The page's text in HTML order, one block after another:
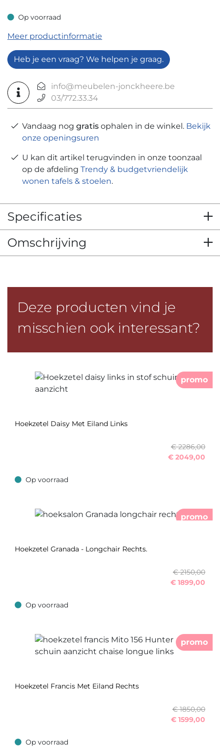
Op voorraad
Op voorraad
Meer productinformatie
Heb je een vraag? We helpen je graag.
info@meubelen-jonckheere.be
03/772.33.34
Vandaag nog gratis ophalen in de winkel. Bekijk
onze openingsuren
U kan dit artikel terugvinden in onze toonzaal
op de afdeling Trendy & budgetvriendelijk
wonen tafels & stoelen.
Specificaties
Omschrijving
Deze producten vind je
misschien ook interessant?
promo
Hoekzetel Daisy Met Eiland Links
€ 2286,00
€ 2049,00
Op voorraad
Op voorraad
promo
Hoekzetel Granada - Longchair Rechts.
€ 2150,00
€ 1899,00
Op voorraad
Op voorraad
promo
Hoekzetel Francis Met Eiland Rechts
€ 1850,00
€ 1599,00
Op voorraad
Op voorraad